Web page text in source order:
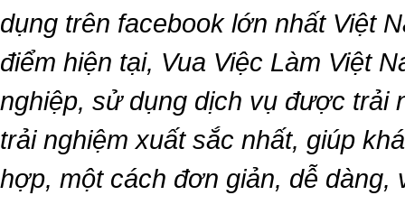
dụng trên facebook lớn nhất Việt
điểm hiện tại, Vua Việc Làm Việt
nghiệp, sử dụng dịch vụ được trải
trải nghiệm xuất sắc nhất, giúp
hợp, một cách đơn giản, dễ dàng,